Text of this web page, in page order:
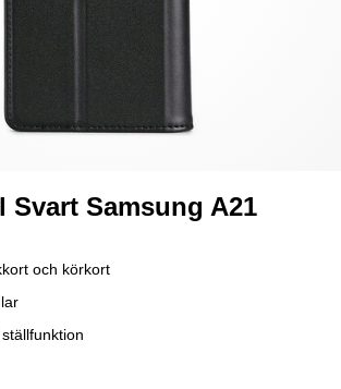
Svart Samsung A21
och körkort